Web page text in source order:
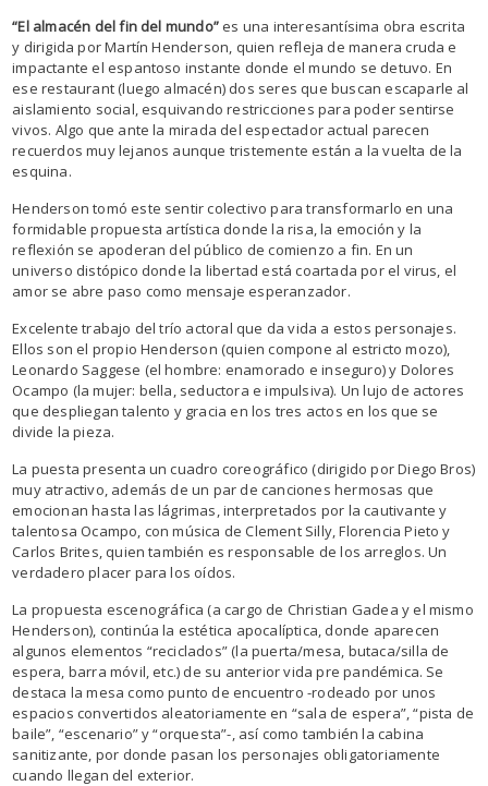
“El almacén del fin del mundo” es una interesantísima obra escrita
y dirigida por Martín Henderson, quien refleja de manera cruda e
impactante el espantoso instante donde el mundo se detuvo. En
ese restaurant (luego almacén) dos seres que buscan escaparle al
aislamiento social, esquivando restricciones para poder sentirse
vivos. Algo que ante la mirada del espectador actual parecen
recuerdos muy lejanos aunque tristemente están a la vuelta de la
esquina.
Henderson tomó este sentir colectivo para transformarlo en una
formidable propuesta artística donde la risa, la emoción y la
reflexión se apoderan del público de comienzo a fin. En un
universo distópico donde la libertad está coartada por el virus, el
amor se abre paso como mensaje esperanzador.
Excelente trabajo del trío actoral que da vida a estos personajes.
Ellos son el propio Henderson (quien compone al estricto mozo),
Leonardo Saggese (el hombre: enamorado e inseguro) y Dolores
Ocampo (la mujer: bella, seductora e impulsiva). Un lujo de actores
que despliegan talento y gracia en los tres actos en los que se
divide la pieza.
La puesta presenta un cuadro coreográfico (dirigido por Diego Bros)
muy atractivo, además de un par de canciones hermosas que
emocionan hasta las lágrimas, interpretados por la cautivante y
talentosa Ocampo, con música de Clement Silly, Florencia Pieto y
Carlos Brites, quien también es responsable de los arreglos. Un
verdadero placer para los oídos.
La propuesta escenográfica (a cargo de Christian Gadea y el mismo
Henderson), continúa la estética apocalíptica, donde aparecen
algunos elementos “reciclados” (la puerta/mesa, butaca/silla de
espera, barra móvil, etc.) de su anterior vida pre pandémica. Se
destaca la mesa como punto de encuentro -rodeado por unos
espacios convertidos aleatoriamente en “sala de espera”, “pista de
baile”, “escenario” y “orquesta”-, así como también la cabina
sanitizante, por donde pasan los personajes obligatoriamente
cuando llegan del exterior.